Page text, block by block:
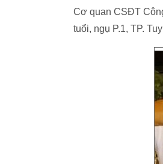
Cơ quan CSĐT
tuổi, ngụ P.1, TP.